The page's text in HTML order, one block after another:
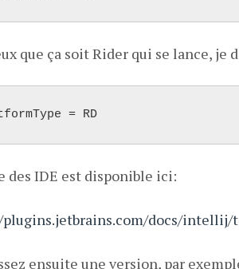
que ça soit Rider qui se lance, je
= RD
des IDE est disponible ici:
docs/
ensuite une version, par